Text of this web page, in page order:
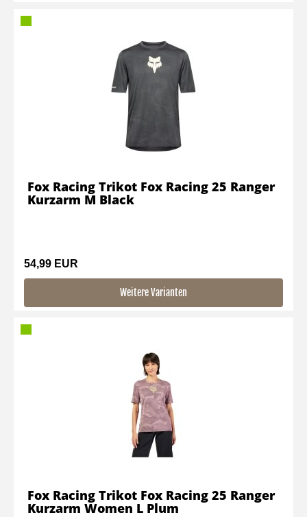
54,99 EUR
Weitere Varianten
Fox Racing Trikot Fox Racing 25 Ranger
Kurzarm M Black
Fox Racing Trikot Fox Racing 25 Ranger
Kurzarm Women L Plum